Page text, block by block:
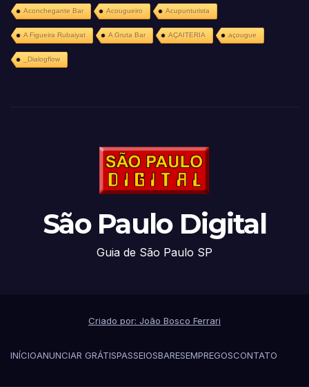
Aconchegante Bar Acougueiro Acupunturista
A Figueira Rubaiyat A Gruta Bar AÇAITERIA açougue
_Dialogflow
São Paulo Digital
Guia de São Paulo SP
Criado por: João Bosco Ferrari
INÍCIOANUNCIAR GRÁTISPASSEIOSBARESEMPREGOSCONTATO